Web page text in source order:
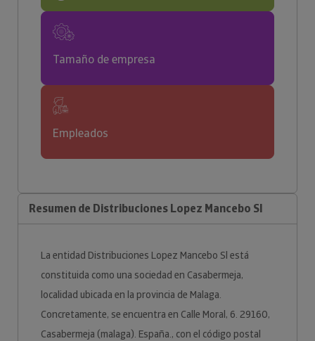
Tamaño de empresa
Empleados
Resumen de Distribuciones Lopez Mancebo Sl
La entidad Distribuciones Lopez Mancebo Sl está
constituida como una sociedad en Casabermeja,
localidad ubicada en la provincia de Malaga.
Concretamente, se encuentra en Calle Moral, 6. 29160,
Casabermeja (malaga). España., con el código postal